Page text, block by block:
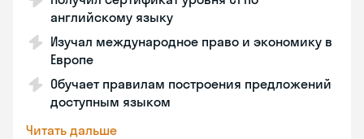
английскому языку
Изучал международное право и экономику в
Европе
Обучает правилам построения предложений
доступным языком
Читать дальше